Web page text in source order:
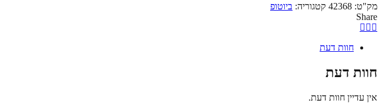
מק"ט: 42368 קטגוריה: ביוטופ
Share
חוות דעת
חוות דעת
אין עדיין חוות דעת.